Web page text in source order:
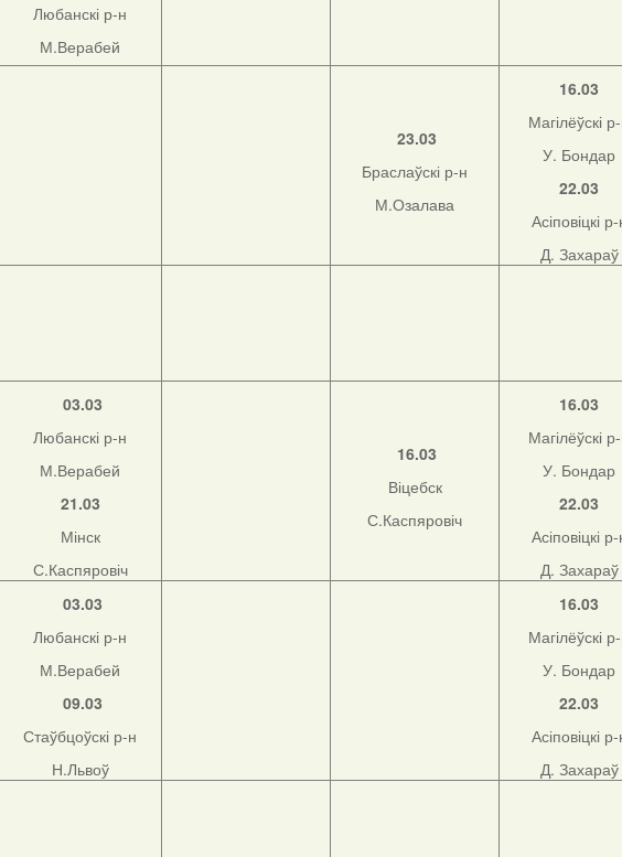
Любанскі р-н
М.Верабей
23.03
Браслаўскі р-н
М.Озалава
16.03
Магілёўскі
У. Бондар
22.03
Асіповіцкі
Д. Захараў
03.03
Любанскі р-н
М.Верабей
21.03
Мінск
С.Каспяровіч
16.03
Віцебск
С.Каспяровіч
16.03
Магілёўскі
У. Бондар
22.03
Асіповіцкі
Д. Захараў
03.03
Любанскі р-н
М.Верабей
09.03
Стаўбцоўскі р-н
Н.Львоў
16.03
Магілёўскі
У. Бондар
22.03
Асіповіцкі
Д. Захараў